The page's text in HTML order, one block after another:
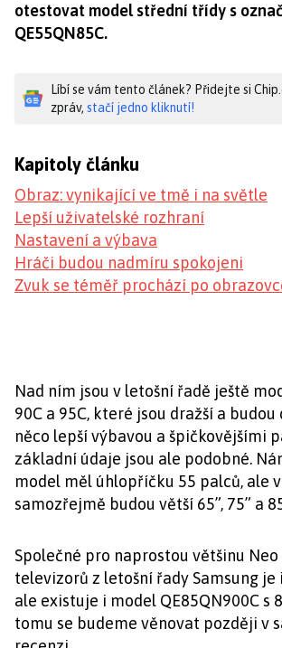
otestovat model střední třídy s
QE55QN85C.
Líbí se vám tento článek? Přidejte si
zpráv, stačí jedno kliknutí!
Kapitoly článku
Obraz: vynikající ve tmě i na světle
Lepší uživatelské rozhraní
Nastavení a výbava
Hráči budou nadmíru spokojeni
Zvuk se téměř prochází po
Nad ním jsou v letošní řadě ještě
90C a 95C, které jsou dražší a
něco lepší výbavou a špičkovějšími
základní údaje jsou ale podobné.
model měl úhlopříčku 55 palců, ale
samozřejmě budou větší 65”, 75” a
Společné pro naprostou většinu Neo
televizorů z letošní řady Samsung je
ale existuje i model QE85QN900C s
tomu se budeme věnovat později v